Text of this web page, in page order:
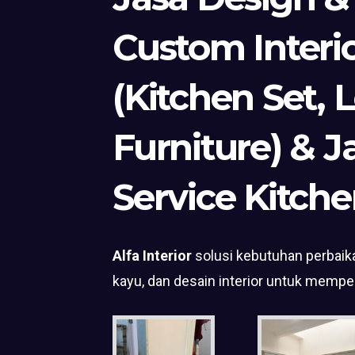
Custom
(Kitchen Set,
Furniture) &
Service
Alfa Interior solusi kebutuhan
kayu, dan desain interior untuk